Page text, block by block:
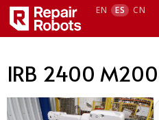
EN ES CN
IRB 2400